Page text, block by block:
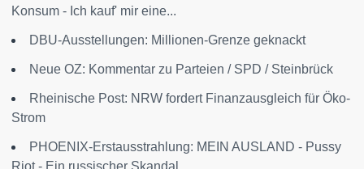
Konsum - Ich kauf' mir eine...
DBU-Ausstellungen: Millionen-Grenze geknackt
Neue OZ: Kommentar zu Parteien / SPD / Steinbrück
Rheinische Post: NRW fordert Finanzausgleich für Öko-
Strom
PHOENIX-Erstausstrahlung: MEIN AUSLAND - Pussy
Riot - Ein russischer Skandal...